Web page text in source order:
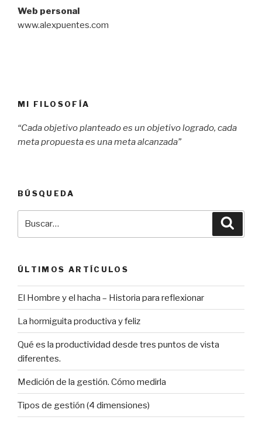
Web personal
www.alexpuentes.com
MI FILOSOFÍA
“Cada objetivo planteado es un objetivo logrado, cada
meta propuesta es una meta alcanzada”
BÚSQUEDA
ÚLTIMOS ARTÍCULOS
El Hombre y el hacha – Historia para reflexionar
La hormiguita productiva y feliz
Qué es la productividad desde tres puntos de vista
diferentes.
Medición de la gestión. Cómo medirla
Tipos de gestión (4 dimensiones)